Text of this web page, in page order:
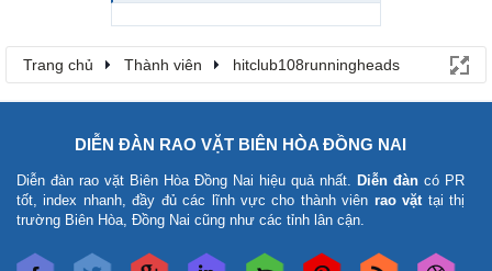
Trang chủ Thành viên hitclub108runningheads
DIỄN ĐÀN RAO VẶT BIÊN HÒA ĐỒNG NAI
Diễn đàn rao vặt Biên Hòa Đồng Nai hiệu quả nhất. Diễn đàn có PR
tốt, index nhanh, đầy đủ các lĩnh vực cho thành viên rao vặttại thị
trường Biên Hòa, Đồng Nai cũng như các tỉnh lân cận.